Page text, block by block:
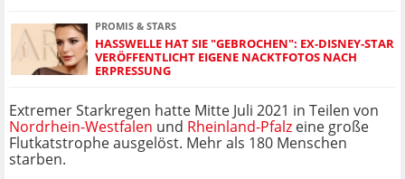
PROMIS & STARS
HASSWELLE HAT SIE "GEBROCHEN": EX-DISNEY-STAR
VERÖFFENTLICHT EIGENE NACKTFOTOS NACH
ERPRESSUNG
Extremer Starkregen hatte Mitte Juli 2021 in Teilen von
Nordrhein-Westfalen und Rheinland-Pfalz eine große
Flutkatstrophe ausgelöst. Mehr als 180 Menschen
starben.